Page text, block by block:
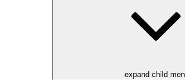
expand child